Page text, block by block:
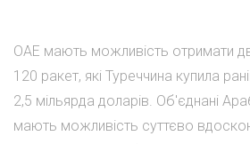
ОАЕ мають можливість отримати
120 ракет, які Туреччина купила
2,5 мільярда доларів. Об'єднані
мають можливість суттєво